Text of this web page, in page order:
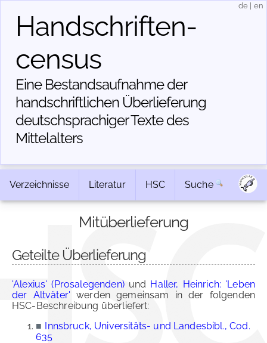
Handschriften­
census
Eine Bestandsaufnahme der
handschriftlichen Über­lieferung
deutschsprachiger Texte des
Mittelalters
de en
Verzeichnisse Literatur HSC Suche
Mitüberlieferung
Geteilte Überlieferung
'Alexius' (Prosalegenden)und Haller, Heinrich: 'Leben
der Altväter' werden gemeinsam in der folgenden
HSC-Beschreibung überliefert:
■ Innsbruck, Universitäts- und Landesbibl., Cod.
635